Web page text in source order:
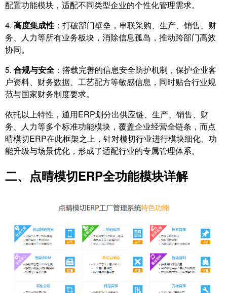
配置功能模块，适配不同类型企业的个性化管理需求。
4. 高度集成性 ：打破部门壁垒，串联采购、生产、销售、财
务、人力等所有业务板块，消除信息孤岛，推动跨部门高效
协同。
5. 合规与安全 ：搭载完善的信息安全防护机制，保护企业客
户资料、财务数据、工艺配方等敏感信息，同时贴合行业规
范与国家财务制度要求。
依托以上特性，通用ERP划分出供应链、生产、销售、财
务、人力等多个标准功能模块，覆盖企业经营全链条，而点
晴模切ERP在此框架之上，针对模切行业进行模块细化、功
能升级与场景优化，形成了适配行业的专属管理体系。
二、点晴模切ERP全功能模块详解